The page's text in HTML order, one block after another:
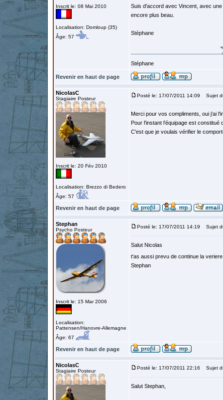
Inscrit le: 08 Mai 2010
Localisation: Domloup (35)
Âge: 57
Suis d'accord avec Vincent, avec
encore plus beau.
Stéphane
Stéphane
Revenir en haut de page
NicolasC
Stagiaire Posteur
Inscrit le: 20 Fév 2010
Localisation: Brezzo di Bedero
Âge: 57
Posté le: 17/07/2011 14:09 Sujet
Merci pour vos compliments, oui j'ai
Pour l'instant l'équipage est constitué
C'est que je voulais vérifier le
Revenir en haut de page
Stephan
Psycho Posteur
Inscrit le: 15 Mar 2006
Localisation:
Pattensen/Hanovre-Allemagne
Âge: 67
Posté le: 17/07/2011 14:19 Sujet
Salut Nicolas
t'as aussi prevu de continue la
Stephan
Revenir en haut de page
NicolasC
Stagiaire Posteur
Posté le: 17/07/2011 22:16 Sujet
Salut Stephan,